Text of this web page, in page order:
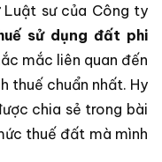
sư của Công ty
sử dụng đất phi
mắc liên quan đến
thuế chuẩn nhất. Hy
chia sẻ trong bài
thuế đất mà mình